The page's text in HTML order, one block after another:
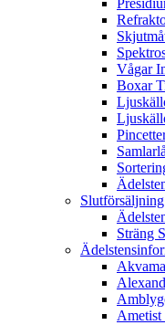
Vågar
Boxar
Slutförsäljning
Sträng
Ametist